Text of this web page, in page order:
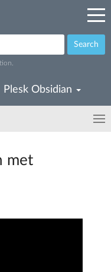
Search
Plesk Obsidian
met